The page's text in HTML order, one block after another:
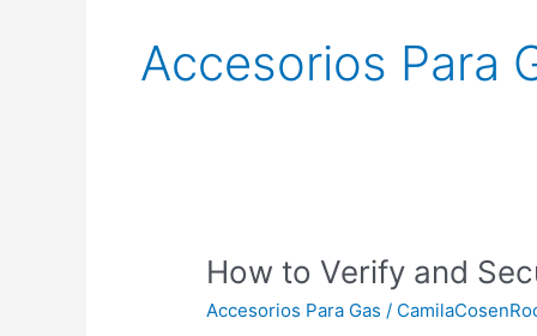
Accesorios Para
How to Verify and
Accesorios Para Gas /
How
Verify